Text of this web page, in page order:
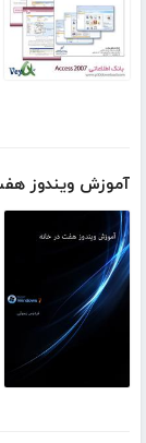
آموزش ویندوز